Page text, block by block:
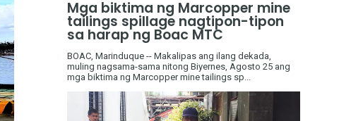
Mga biktima ng Marcopper mine
tailings spillage nagtipon-tipon
sa harap ng Boac MTC
BOAC, Marinduque -- Makalipas ang ilang dekada,
muling nagsama-sama nitong Biyernes, Agosto 25 ang
mga biktima ng Marcopper mine tailings sp...